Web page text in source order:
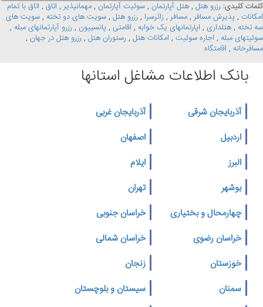
کلمات کلیدی: رزرو هتل , هتل آپارتمان , سوئیت آپارتمان , مهمانپذیر , اتاق , اتاق با تمام
امکانات , پذیرش مسافر , مسافر , زائرسرا , رزرو هتل , سویت های دو تخته , سویت های
سه تخته , هتلداری , اپارتمانهای یک خوابه , اقامتی , پانسییون , رزرو آپارتمانهای مبله ,
سوئیتهای مبله , اجاره سوئیت , امکانات هتل , رستوران هتل , رزرو هتل در جهان ,
مسافرخانه , اقامتگاه
بانک اطلاعات مشاغل استانها
آذربایجان شرقی
آذربایجان غربی
اردبیل
اصفهان
البرز
ایلام
بوشهر
تهران
چهارمحال و بختیاری
خراسان جنوبی
خراسان رضوی
خراسان شمالی
خوزستان
زنجان
سمنان
سیستان و بلوچستان